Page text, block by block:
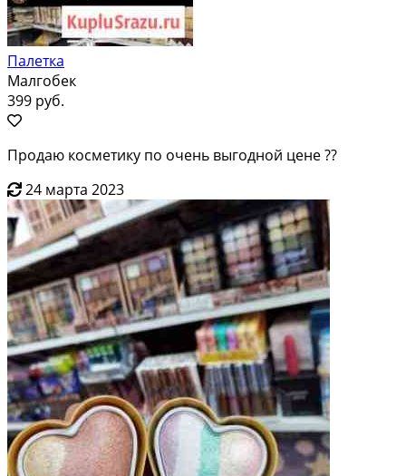
Палетка
Малгобек
399 руб.
Продаю косметику по очень выгодной цене ??
24 марта 2023